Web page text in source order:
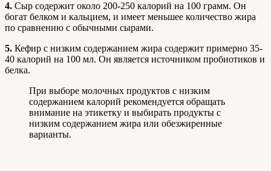
4. Сыр содержит около 200-250 калорий на 100 грамм. Он
богат белком и кальцием, и имеет меньшее количество жира
по сравнению с обычными сырами.
5. Кефир с низким содержанием жира содержит примерно 35-
40 калорий на 100 мл. Он является источником пробиотиков и
белка.
При выборе молочных продуктов с низким
содержанием калорий рекомендуется обращать
внимание на этикетку и выбирать продукты с
низким содержанием жира или обезжиренные
варианты.